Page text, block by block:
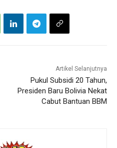
Artikel Selanjutnya
Pukul Subsidi 20 Tahun,
Presiden Baru Bolivia Nekat
Cabut Bantuan BBM